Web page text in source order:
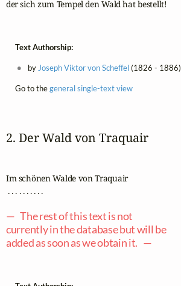
der sich zum Tempel den Wald hat bestellt!
Text Authorship:
by Joseph Viktor von Scheffel(1826 - 1886)
Go to thegeneral single-text view
2. Der Wald von Traquair
Im schönen Walde von Traquair
. . . . . . . . . .
— The rest of this text is not
currently in the database but will be
added as soon as we obtain it. —